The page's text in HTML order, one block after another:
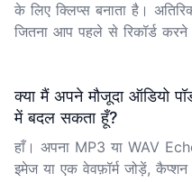
के लिए क्लिप्स बनाता है।
जितना आप पहले से रिकॉर्ड करने
क्या मैं अपने मौजूदा ऑडियो
में बदल सकता हूँ?
हाँ। अपना MP3 या WAV
इमेज या एक वेवफ़ॉर्म जोड़ें,